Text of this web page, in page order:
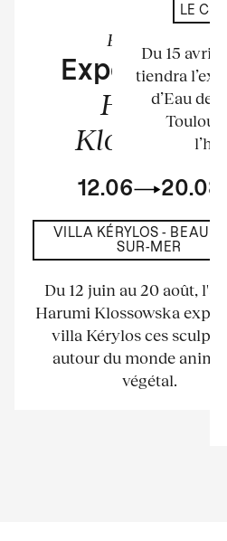
Exposition
Exposition
Harumi
Klossowska
12.06 20.08
VILLA KÉRYLOS -
SUR-MER
Du 12 juin au 20 août,
Harumi Klossowska
villa Kérylos ces
autour du monde
végétal.
LE
Du 15 avril
tiendra
d’Eau de